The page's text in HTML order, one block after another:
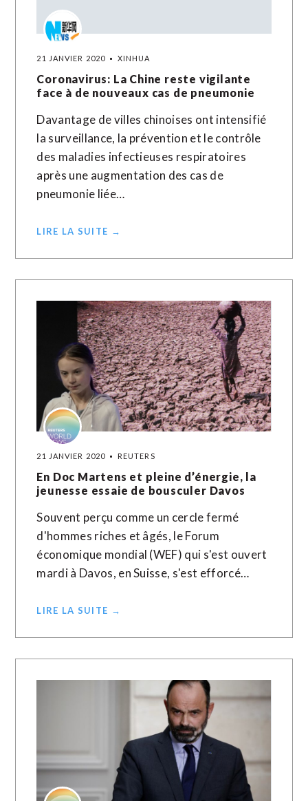
21 JANVIER 2020 XINHUA
Coronavirus: La Chine reste vigilante
face à de nouveaux cas de pneumonie
Davantage de villes chinoises ont intensifié
la surveillance, la prévention et le contrôle
des maladies infectieuses respiratoires
après une augmentation des cas de
pneumonie liée…
LIRE LA SUITE →
21 JANVIER 2020 REUTERS
En Doc Martens et pleine d’énergie, la
jeunesse essaie de bousculer Davos
Souvent perçu comme un cercle fermé
d'hommes riches et âgés, le Forum
économique mondial (WEF) qui s'est ouvert
mardi à Davos, en Suisse, s'est efforcé…
LIRE LA SUITE →